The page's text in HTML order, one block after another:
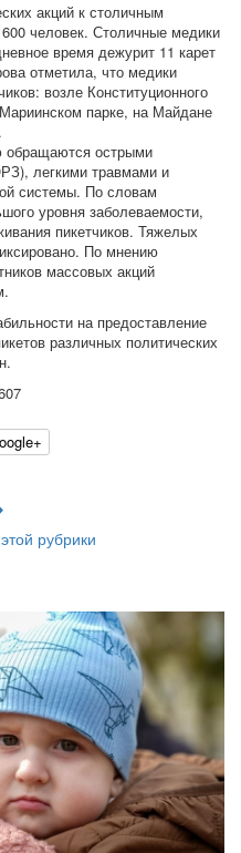
акций к столичным
человек. Столичные медики
время дежурит 11 карет
отметила, что медики
возле Конституционного
парке, на Майдане
обращаются острыми
легкими травмами и
системы. По словам
уровня заболеваемости,
пикетчиков. Тяжелых
По мнению
массовых акций
на предоставление
различных политических
рубрики